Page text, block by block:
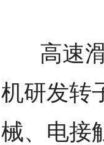
高速滑
机研发转
械、电接